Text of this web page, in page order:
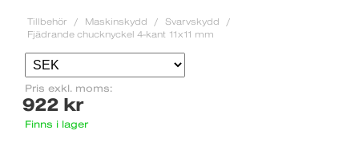
Tillbehör Maskinskydd
Svarvskydd
Fjädrande chucknyckel 4-kant 11x11 mm
Pris exkl. moms:
922 kr
Finns i lager